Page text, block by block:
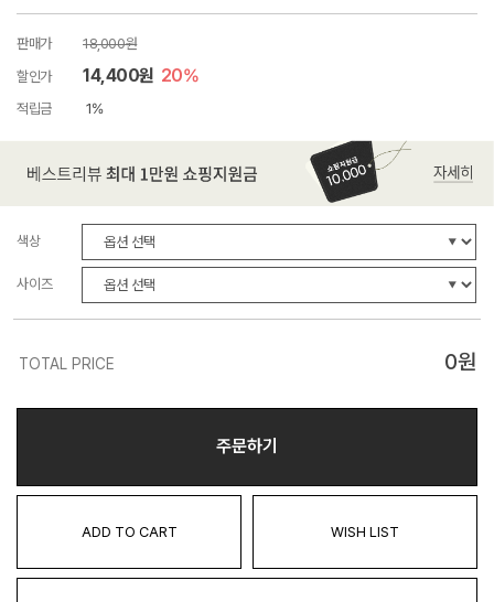
판매가
18,000원
할인가
14,400원 20%
적립금 1%
색상
사이즈
TOTAL PRICE 0원
주문하기
ADD TO CART WISH LIST